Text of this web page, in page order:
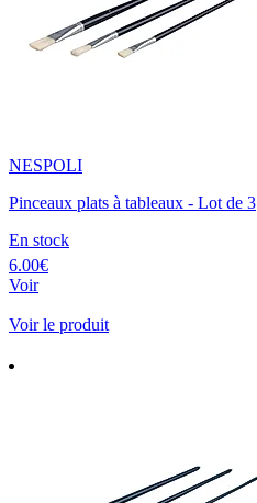
NESPOLI
Pinceaux plats à tableaux - Lot de 3
En stock
6.00€
Voir
Voir le produit